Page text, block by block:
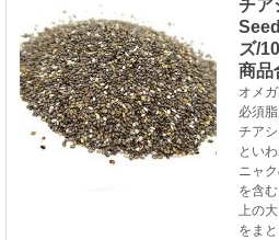
チア
ズ/
商品
オメ
必須
チア
とい
ニャ
を含
上の
をま